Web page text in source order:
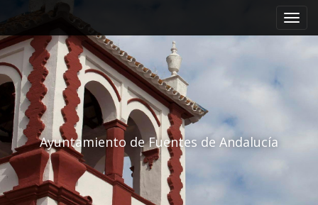
Menú principal
Saltar al contenido
Ayuntamiento de Fuentes de Andalucía